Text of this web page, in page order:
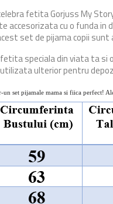
fetita Gorjuss My
accesorizata cu o funda
set de pijama copii
speciala din viata ta
ulterior pentru
set pijamale mama si fiica perfect!